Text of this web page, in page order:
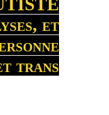
et
trans